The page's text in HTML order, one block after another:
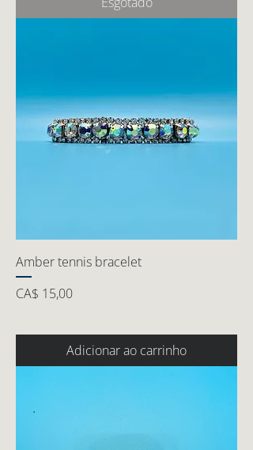
Amber tennis bracelet
Preço
CA$ 15,00
Adicionar ao carrinho